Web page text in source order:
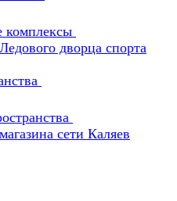
комплексы
дворца спорта
сети Каляев